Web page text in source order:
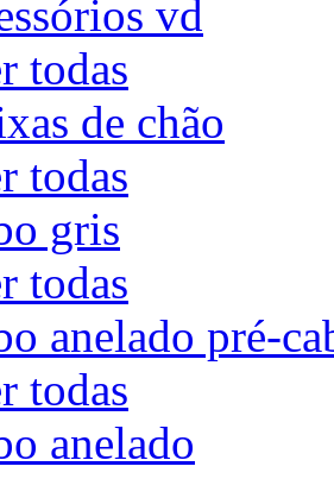
vd
todas
de chão
todas
gris
todas
anelado pré-
todas
anelado